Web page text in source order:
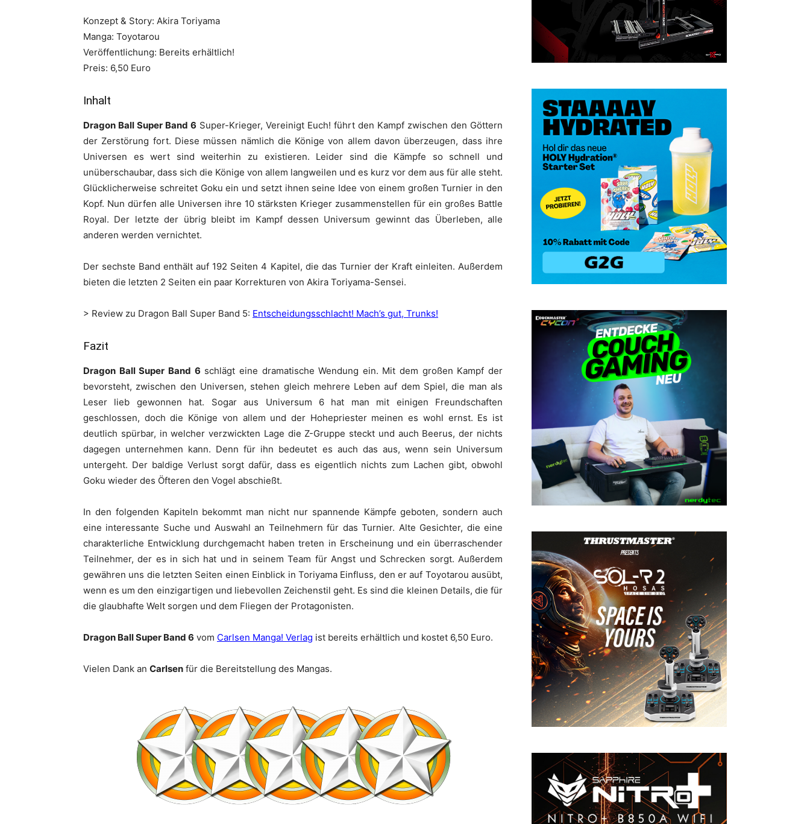
Konzept & Story: Akira Toriyama
Manga: Toyotarou
Veröffentlichung: Bereits erhältlich!
Preis: 6,50 Euro
Inhalt
Dragon Ball Super Band 6 Super-Krieger, Vereinigt Euch! führt den Kampf zwischen den Göttern
der Zerstörung fort. Diese müssen nämlich die Könige von allem davon überzeugen, dass ihre
Universen es wert sind weiterhin zu existieren. Leider sind die Kämpfe so schnell und
unüberschaubar, dass sich die Könige von allem langweilen und es kurz vor dem aus für alle steht.
Glücklicherweise schreitet Goku ein und setzt ihnen seine Idee von einem großen Turnier in den
Kopf. Nun dürfen alle Universen ihre 10 stärksten Krieger zusammenstellen für ein großes Battle
Royal. Der letzte der übrig bleibt im Kampf dessen Universum gewinnt das Überleben, alle
anderen werden vernichtet.
Der sechste Band enthält auf 192 Seiten 4 Kapitel, die das Turnier der Kraft einleiten. Außerdem
bieten die letzten 2 Seiten ein paar Korrekturen von Akira Toriyama-Sensei.
> Review zu Dragon Ball Super Band 5: Entscheidungsschlacht! Mach’s gut, Trunks!
Fazit
Dragon Ball Super Band 6 schlägt eine dramatische Wendung ein. Mit dem großen Kampf der
bevorsteht, zwischen den Universen, stehen gleich mehrere Leben auf dem Spiel, die man als
Leser lieb gewonnen hat. Sogar aus Universum 6 hat man mit einigen Freundschaften
geschlossen, doch die Könige von allem und der Hohepriester meinen es wohl ernst. Es ist
deutlich spürbar, in welcher verzwickten Lage die Z-Gruppe steckt und auch Beerus, der nichts
dagegen unternehmen kann. Denn für ihn bedeutet es auch das aus, wenn sein Universum
untergeht. Der baldige Verlust sorgt dafür, dass es eigentlich nichts zum Lachen gibt, obwohl
Goku wieder des Öfteren den Vogel abschießt.
In den folgenden Kapiteln bekommt man nicht nur spannende Kämpfe geboten, sondern auch
eine interessante Suche und Auswahl an Teilnehmern für das Turnier. Alte Gesichter, die eine
charakterliche Entwicklung durchgemacht haben treten in Erscheinung und ein überraschender
Teilnehmer, der es in sich hat und in seinem Team für Angst und Schrecken sorgt. Außerdem
gewähren uns die letzten Seiten einen Einblick in Toriyama Einfluss, den er auf Toyotarou ausübt,
wenn es um den einzigartigen und liebevollen Zeichenstil geht. Es sind die kleinen Details, die für
die glaubhafte Welt sorgen und dem Fliegen der Protagonisten.
Dragon Ball Super Band 6 vom Carlsen Manga! Verlag ist bereits erhältlich und kostet 6,50 Euro.
Vielen Dank an Carlsen für die Bereitstellung des Mangas.